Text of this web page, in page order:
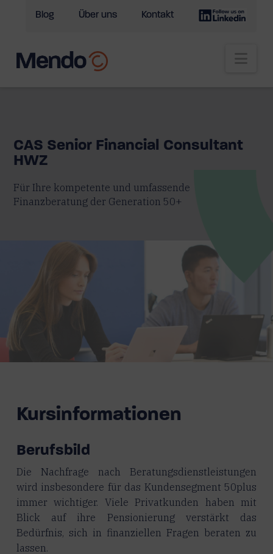
Blog Über uns Kontakt
CAS Senior Financial Consultant
HWZ
Für Ihre kompetente und umfassende
Finanzberatung der Generation 50+
Kursinformationen
Berufsbild
Die Nachfrage nach Beratungsdienstleistungen
wird insbesondere für das Kundensegment 50plus
immer wichtiger. Viele Privatkunden haben mit
Blick auf ihre Pensionierung verstärkt das
Bedürfnis, sich in finanziellen Fragen beraten zu
lassen.